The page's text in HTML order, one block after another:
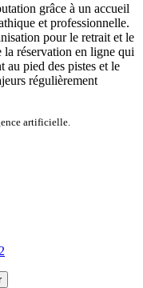
grâce à un accueil
et professionnelle.
pour le retrait et le
réservation en ligne qui
au pied des pistes et le
régulièrement
artificielle.